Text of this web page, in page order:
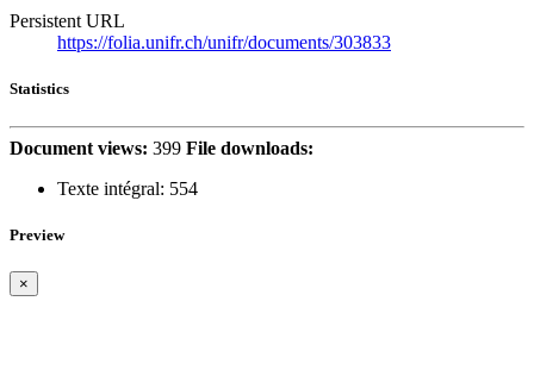
Persistent URL
https://folia.unifr.ch/unifr/documents/303833
Statistics
Document views: 399 File downloads:
Texte intégral: 554
Preview
×